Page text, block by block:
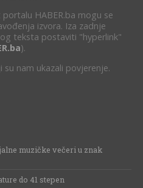
HABER.ba mogu se
izvora. Iza zadnje
teksta postaviti "hyperlink"
).
su nam ukazali povjerenje.
muzičke večeri u znak
do 41 stepen